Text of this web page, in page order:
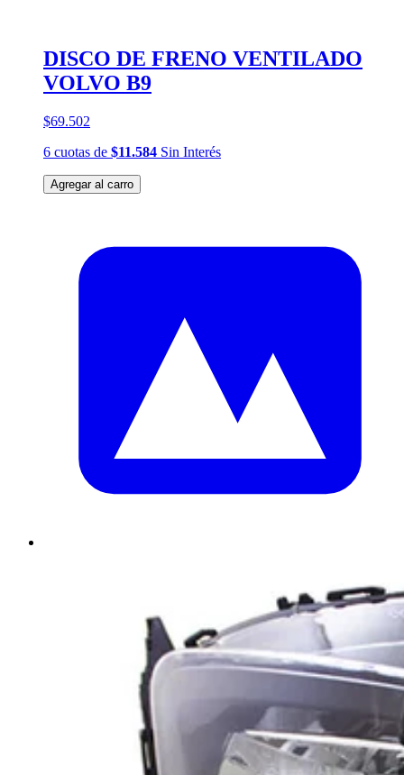
DISCO DE FRENO VENTILADO
VOLVO B9
$69.502
6 cuotas de $11.584 Sin Interés
Agregar al carro